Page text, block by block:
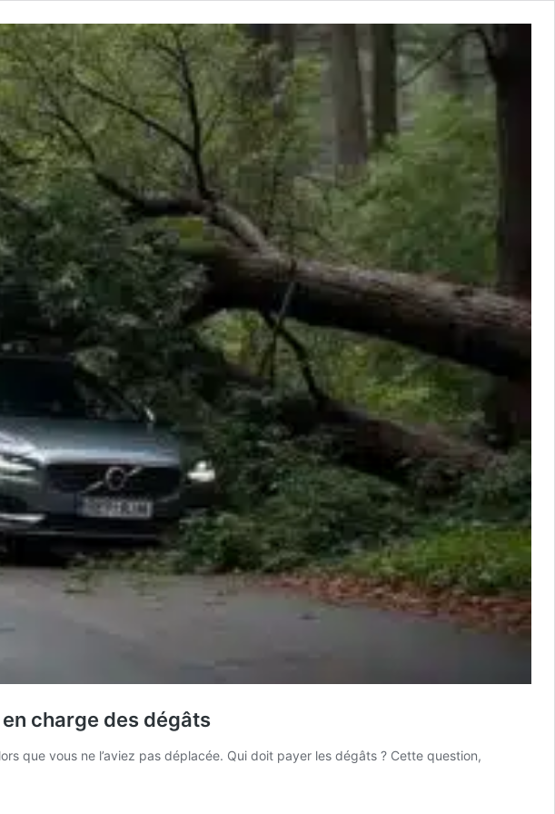
charge des dégâts
que vous ne l’aviez pas déplacée. Qui doit payer les dégâts ? Cette question,